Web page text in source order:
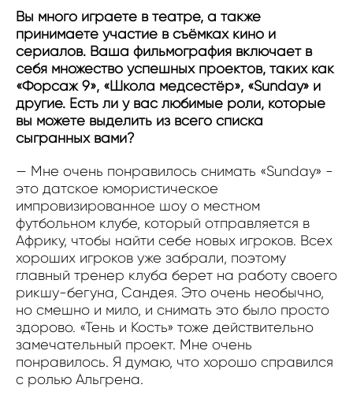
Вы много играете в театре, а также
принимаете участие в съёмках кино и
сериалов. Ваша фильмография включает в
себя множество успешных проектов, таких как
«Форсаж 9», «Школа медсестёр», «Sunday» и
другие. Есть ли у вас любимые роли, которые
вы можете выделить из всего списка
сыгранных вами?
— Мне очень понравилось снимать «Sunday» -
это датское юмористическое
импровизированное шоу о местном
футбольном клубе, который отправляется в
Африку, чтобы найти себе новых игроков. Всех
хороших игроков уже забрали, поэтому
главный тренер клуба берет на работу своего
рикшу-бегуна, Сандея. Это очень необычно,
но смешно и мило, и снимать это было просто
здорово. «Тень и Кость» тоже действительно
замечательный проект. Мне очень
понравилось. Я думаю, что хорошо справился
с ролью Альгрена.